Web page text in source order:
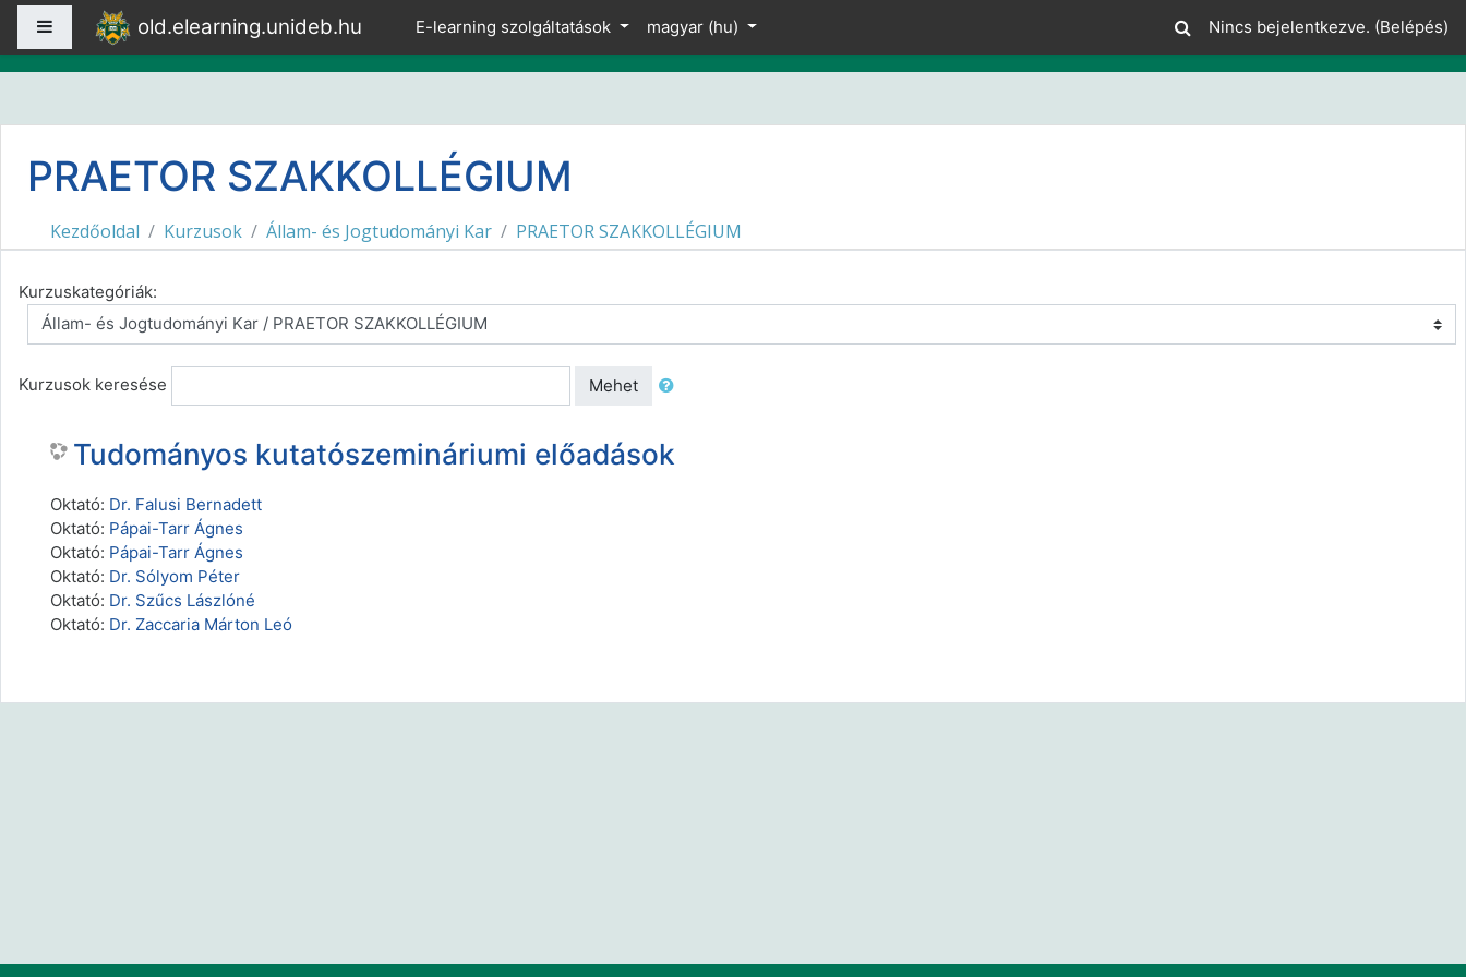
Tovább a fő tartalomhoz
Oldalpanel old.elearning.unideb.hu E-learning szolgáltatások magyar ‎(hu)‎ Nincs bejelentkezve. (Belépés)
PRAETOR SZAKKOLLÉGIUM
Kezdőoldal Kurzusok Állam- és Jogtudományi Kar PRAETOR SZAKKOLLÉGIUM
Kurzuskategóriák:
Kurzusok keresése Mehet
Tudományos kutatószemináriumi előadások
Oktató: Dr. Falusi Bernadett
Oktató: Pápai-Tarr Ágnes
Oktató: Pápai-Tarr Ágnes
Oktató: Dr. Sólyom Péter
Oktató: Dr. Szűcs Lászlóné
Oktató: Dr. Zaccaria Márton Leó